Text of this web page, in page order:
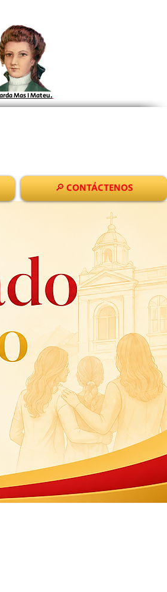
Mas I Mateu.
🔎 CONTÁCTENOS